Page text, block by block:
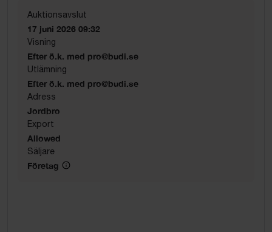
Auktionsavslut
17 juni 2026 09:32
Visning
Efter ö.k. med pro@budi.se
Utlämning
Efter ö.k. med pro@budi.se
Adress
Jordbro
Export
Allowed
Säljare
Företag